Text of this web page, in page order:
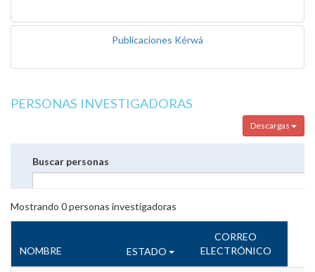
Publicaciones Kérwá
PERSONAS INVESTIGADORAS
Descargas
Buscar personas
Mostrando 0personas investigadoras
NOMBRE ESTADO
CORREO
ELECTRÓNICO